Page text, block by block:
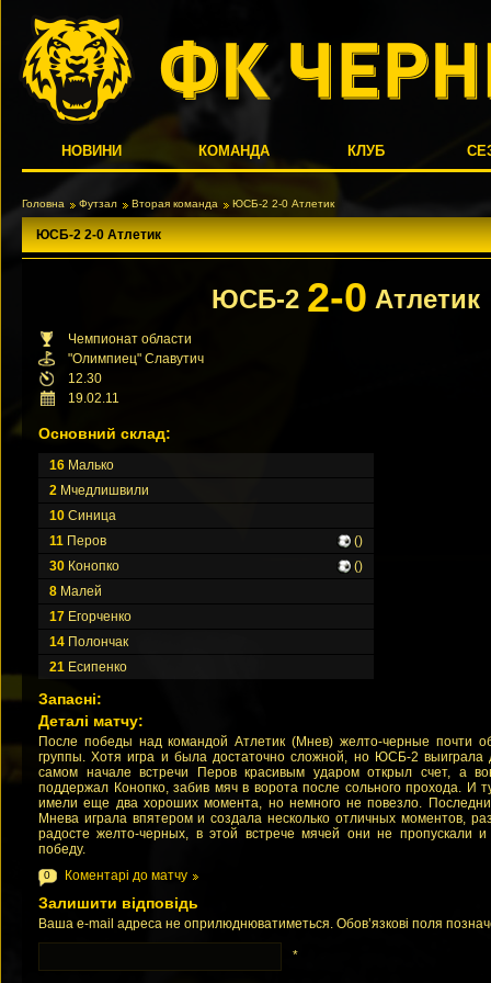
НОВИНИ КОМАНДА КЛУБ
Головна Футзал Вторая команда ЮСБ-2 2-0 Атлетик
ЮСБ-2 2-0 Атлетик
ЮСБ-2 2-0 Атлетик
Чемпионат области
"Олимпиец" Славутич
12.30
19.02.11
Основний склад:
16 Малько
2 Мчедлишвили
10 Синица
11 Перов
()
30 Конопко
()
8 Малей
17 Егорченко
14 Полончак
21 Есипенко
Запасні:
Деталі матчу:
После победы над командой Атлетик (Мнев) желто-черные почти
группы. Хотя игра и была достаточно сложной, но ЮСБ-2 выиграла
самом начале встречи Перов красивым ударом открыл счет, а
поддержал Конопко, забив мяч в ворота после сольного прохода.
имели еще два хороших момента, но немного не повезло.
Мнева играла впятером и создала несколько отличных моментов,
радосте желто-черных, в этой встрече мячей они не пропускали
победу.
0 Коментарі до матчу
Залишити відповідь
Ваша e-mail адреса не оприлюднюватиметься. Обов’язкові поля
*